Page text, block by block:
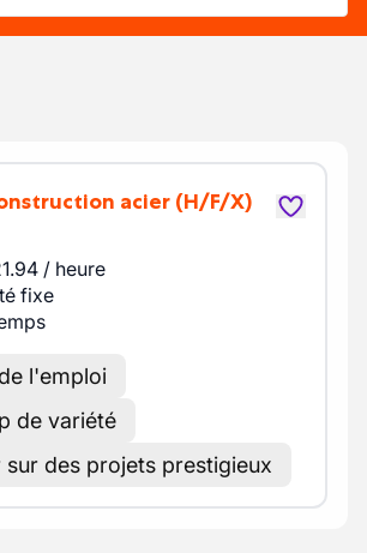
acier (H/F/X)
/ heure
fixe
l'emploi
de variété
sur des projets prestigieux